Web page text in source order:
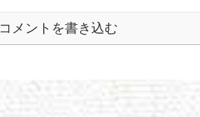
コメントを書き込む